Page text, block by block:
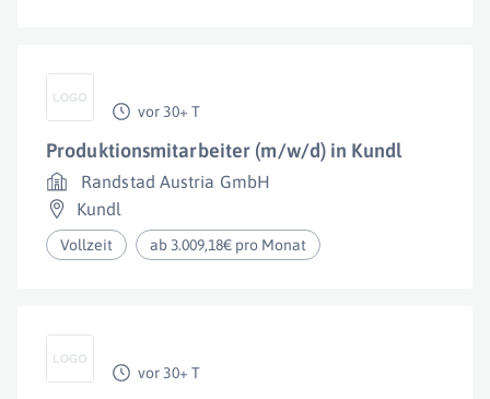
vor 30+ T
Produktionsmitarbeiter (m/w/d) in Kundl
Randstad Austria GmbH
Kundl
Vollzeit ab 3.009,18€ pro Monat
vor 30+ T